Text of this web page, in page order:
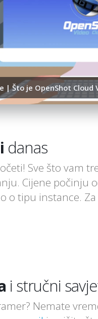
| Što je OpenShot Cloud
danas
Sve što vam
Cijene počinju
o tipu instance.
i stručni
Nemate